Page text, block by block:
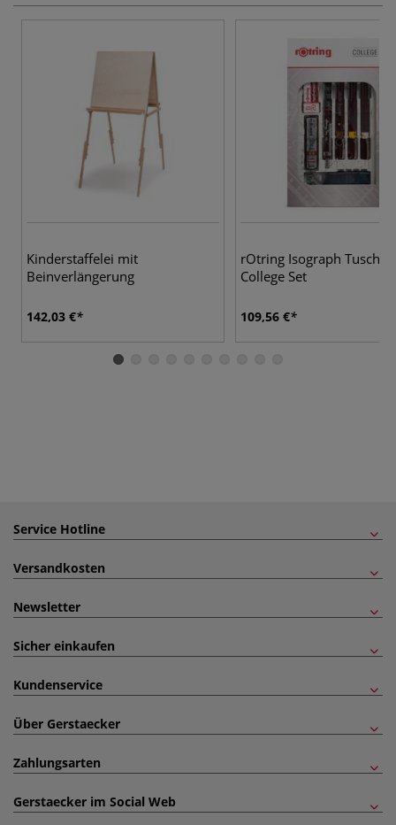
Kinderstaffelei mit
Beinverlängerung
142,03 €
rOtring Isograph
College Set
109,56 €
Service Hotline
Versandkosten
Newsletter
Sicher einkaufen
Kundenservice
Über Gerstaecker
Zahlungsarten
Gerstaecker im Social Web